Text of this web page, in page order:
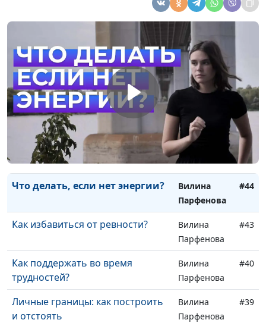
Парфенова
Стоит ли встречаться с бывшим?
Вилина
Парфенова
Как я могу спасти природу?
Вилина
Парфенова
Как справиться с одиночеством
в толпе?
Парфенова
#46
Чувства остыли - что делать?
Вилина
Парфенова
#45
Что делать, если нет энергии?
Вилина
Парфенова
#44
Как избавиться от ревности?
Вилина
Парфенова
#43
Как поддержать во время
трудностей?
Вилина
Парфенова
#40
Личные границы: как построить
и отстоять
Вилина
Парфенова
#39